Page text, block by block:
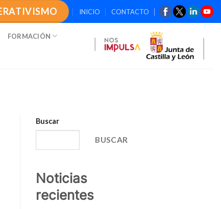
INICIO CONTACTO
FORMACIÓN
Buscar
BUSCAR
Noticias
recientes